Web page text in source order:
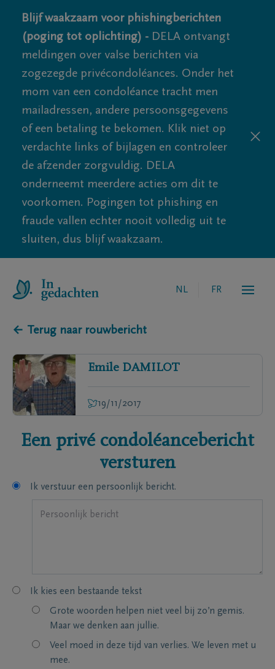
Blijf waakzaam voor phishingberichten
(poging tot oplichting) - DELA ontvangt
meldingen over valse berichten via
zogezegde privécondoléances. Onder het
mom van een condoléance tracht men
mailadressen, andere persoonsgegevens
of een betaling te bekomen. Klik niet op
verdachte links of bijlagen en controleer
de afzender zorgvuldig. DELA
onderneemt meerdere acties om dit te
voorkomen. Pogingen tot phishing en
fraude vallen echter nooit volledig uit te
sluiten, dus blijf waakzaam.
NL FR
← Terug naar rouwbericht
Emile DAMILOT
19/11/2017
Een privé condoléancebericht
versturen
Ik verstuur een persoonlijk bericht.
Ik kies een bestaande tekst
Grote woorden helpen niet veel bij zo’n gemis.
Maar we denken aan jullie.
Veel moed in deze tijd van verlies. We leven met u
mee.